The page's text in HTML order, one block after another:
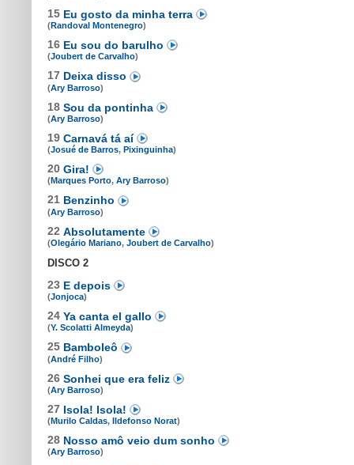
15 Eu gosto da minha terra
(Randoval Montenegro)
16 Eu sou do barulho
(Joubert de Carvalho)
17 Deixa disso
(Ary Barroso)
18 Sou da pontinha
(Ary Barroso)
19 Carnavá tá aí
(Josué de Barros, Pixinguinha)
20 Gira!
(Marques Porto, Ary Barroso)
21 Benzinho
(Ary Barroso)
22 Absolutamente
(Olegário Mariano, Joubert de Carvalho)
DISCO 2
23 E depois
(Jonjoca)
24 Ya canta el gallo
(Y. Scolatti Almeyda)
25 Bamboleô
(André Filho)
26 Sonhei que era feliz
(Ary Barroso)
27 Isola! Isola!
(Murilo Caldas, Ildefonso Norat)
28 Nosso amô veio dum sonho
(Ary Barroso)